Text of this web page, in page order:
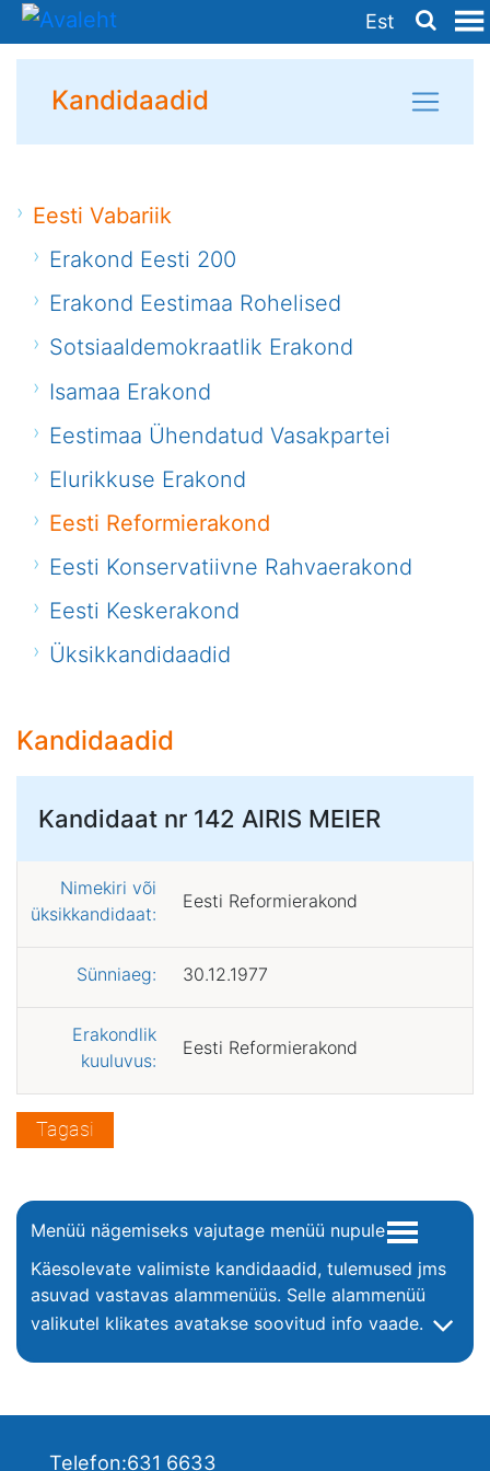
Est
Kandidaadid
Eesti Vabariik
Erakond Eesti 200
Erakond Eestimaa Rohelised
Sotsiaaldemokraatlik Erakond
Isamaa Erakond
Eestimaa Ühendatud Vasakpartei
Elurikkuse Erakond
Eesti Reformierakond
Eesti Konservatiivne Rahvaerakond
Eesti Keskerakond
Üksikkandidaadid
Kandidaadid
Kandidaat nr 142 AIRIS MEIER
Nimekiri või
üksikkandidaat:
Eesti Reformierakond
Sünniaeg: 30.12.1977
Erakondlik
kuuluvus:
Eesti Reformierakond
Tagasi
Menüü nägemiseks vajutage menüü nupule
Käesolevate valimiste kandidaadid, tulemused jms
asuvad vastavas alammenüüs. Selle alammenüü
valikutel klikates avatakse soovitud info vaade.
Telefon:631 6633